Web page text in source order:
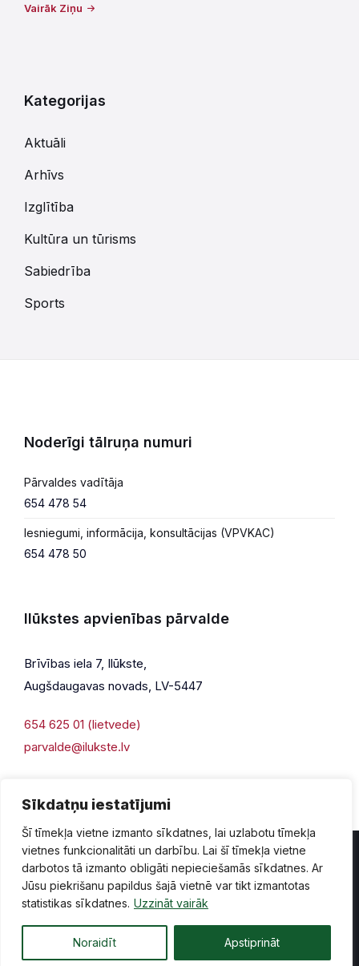
Sīkdatņu iestatījumi
Šī tīmekļa vietne izmanto sīkdatnes, lai uzlabotu tīmekļa
vietnes funkcionalitāti un darbību. Lai šī tīmekļa vietne
darbotos tā izmanto obligāti nepieciešamās sīkdatnes. Ar
Jūsu piekrišanu papildus šajā vietnē var tikt izmantotas
statistikas sīkdatnes. Uzzināt vairāk
Noraidīt Apstiprināt
Vairāk Ziņu
Kategorijas
Aktuāli
Arhīvs
Izglītība
Kultūra un tūrisms
Sabiedrība
Sports
Noderīgi tālruņa numuri
Pārvaldes vadītāja
654 478 54
Iesniegumi, informācija, konsultācijas (VPVKAC)
654 478 50
Ilūkstes apvienības pārvalde
Brīvības iela 7, Ilūkste,
Augšdaugavas novads, LV-5447
654 625 01 (lietvede)
parvalde@ilukste.lv
Privātuma politika Piekļūstamība
Lapas karte
© 2026 Ilūkste, publicētā satura visas tiesības aizsargātas.